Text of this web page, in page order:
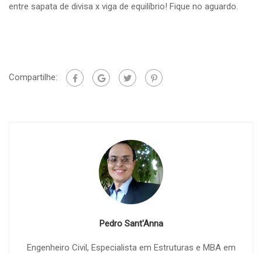
entre sapata de divisa x viga de equilíbrio! Fique no aguardo.
Compartilhe:
Pedro Sant'Anna
Engenheiro Civil, Especialista em Estruturas e MBA em